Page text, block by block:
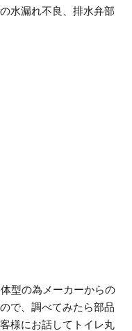
水漏れ不良、排水弁部
型の為メーカーからの
で、調べてみたら部品
様にお話してトイレ丸